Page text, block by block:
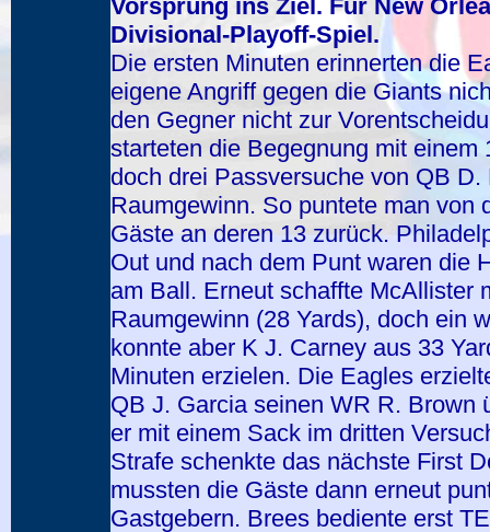
Vorsprung ins Ziel. Für New
Divisional-Playoff-Spiel.
Die ersten Minuten erinnerten die
eigene Angriff gegen die Giants
den Gegner nicht zur
starteten die Begegnung mit
doch drei Passversuche von QB
Raumgewinn. So puntete man von
Gäste an deren 13 zurück.
Out und nach dem Punt waren die
am Ball. Erneut schaffte McAllister
Raumgewinn (28 Yards), doch ein
konnte aber K J. Carney aus 33
Minuten erzielen. Die Eagles
QB J. Garcia seinen WR R. Brown
er mit einem Sack im dritten
Strafe schenkte das nächste First
mussten die Gäste dann erneut
Gastgebern. Brees bediente erst